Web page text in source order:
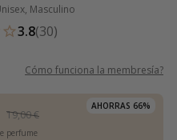
Masculino
3.8(30)
Cómo funciona la membresía?
AHORRAS 66%
19,00 €
perfume